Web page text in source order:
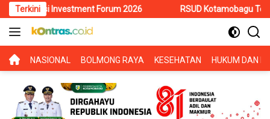
Langsung
ke
konten
Terkini
Investment Forum 2026 RSUD Kotamobagu Terima
BERANDA
NASIONAL BOLMONG RAYA KESEHATAN HUKUM DAN